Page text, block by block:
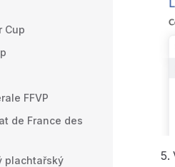
Cup
FFVP
de France des
plachtařský